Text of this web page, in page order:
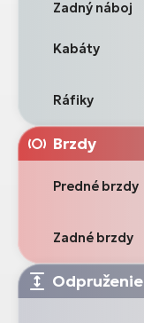
Zadný náboj
Kabáty
Ráfiky
Brzdy
Predné brzdy
Zadné brzdy
Odpruženie